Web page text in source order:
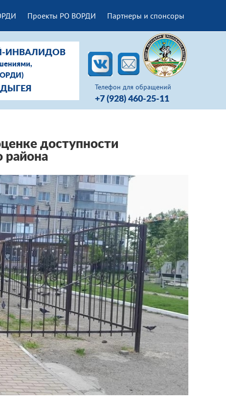
Проекты РО ВОРДИ Партнеры и спонсоры
Телефон для обращений
+7 (928) 460-25-11
ИНВАЛИДОВ
доступности
района